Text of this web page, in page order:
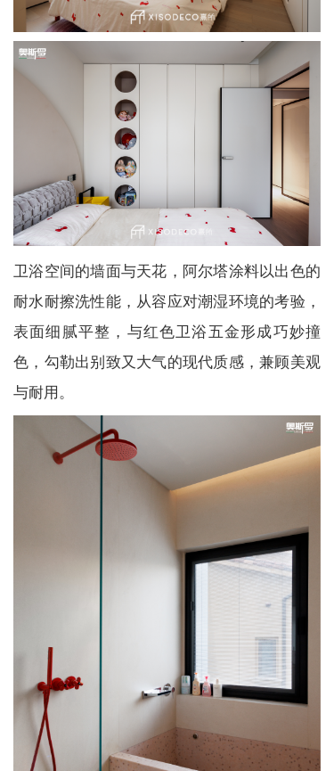
卫浴空间的墙面与天花，阿尔塔涂料以出色的
耐水耐擦洗性能，从容应对潮湿环境的考验，
表面细腻平整，与红色卫浴五金形成巧妙撞
色，勾勒出别致又大气的现代质感，兼顾美观
与耐用。